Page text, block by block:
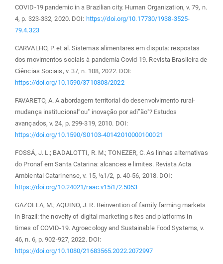
COVID-19 pandemic in a Brazilian city. Human Organization, v. 79, n.
4, p. 323-332, 2020. DOI: https://doi.org/10.17730/1938-3525-
79.4.323
CARVALHO, P. et al. Sistemas alimentares em disputa: respostas
dos movimentos sociais à pandemia Covid-19. Revista Brasileira de
Ciências Sociais, v. 37, n. 108, 2022. DOI:
https://doi.org/10.1590/3710808/2022
FAVARETO, A. A abordagem territorial do desenvolvimento rural-
mudança institucional”ou" inovação por adi”ão"? Estudos
avançados, v. 24, p. 299-319, 2010. DOI:
https://doi.org/10.1590/S0103-40142010000100021
FOSSÁ, J. L.; BADALOTTI, R. M.; TONEZER, C. As linhas alternativas
do Pronaf em Santa Catarina: alcances e limites. Revista Acta
Ambiental Catarinense, v. 15, ½1/2, p. 40-56, 2018. DOI:
https://doi.org/10.24021/raac.v15i1/2.5053
GAZOLLA, M.; AQUINO, J. R. Reinvention of family farming markets
in Brazil: the novelty of digital marketing sites and platforms in
times of COVID-19. Agroecology and Sustainable Food Systems, v.
46, n. 6, p. 902-927, 2022. DOI:
https://doi.org/10.1080/21683565.2022.2072997